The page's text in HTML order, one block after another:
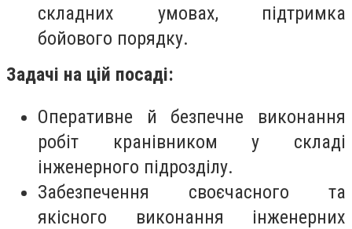
складних умовах, підтримка
бойового порядку.
Задачі на цій посаді:
Оперативне й безпечне виконання
робіт кранівником у складі
інженерного підрозділу.
Забезпечення своєчасного та
якісного виконання інженерних